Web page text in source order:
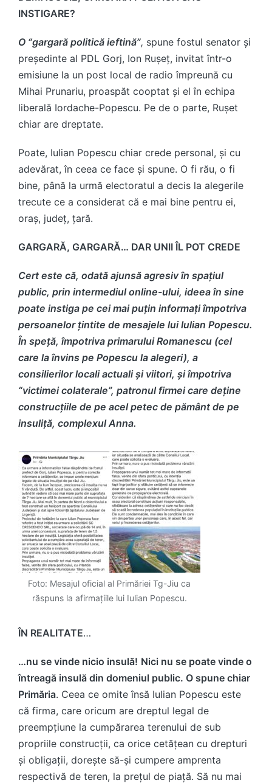
INSTIGARE?
O “gargară politică ieftină”, spune fostul senator și
președinte al PDL Gorj, Ion Rușeț, invitat într-o
emisiune la un post local de radio împreună cu
Mihai Prunariu, proaspăt cooptat și el în echipa
liberală Iordache-Popescu. Pe de o parte, Rușet
chiar are dreptate.
Poate, Iulian Popescu chiar crede personal, și cu
adevărat, în ceea ce face și spune. O fi rău, o fi
bine, până la urmă electoratul a decis la alegerile
trecute ce a considerat că e mai bine pentru ei,
oraș, județ, țară.
GARGARĂ, GARGARĂ… DAR UNII ÎL POT CREDE
Cert este că, odată ajunsă agresiv în spațiul
public, prin intermediul online-ului, ideea în sine
poate instiga pe cei mai puțin informați împotriva
persoanelor țintite de mesajele lui Iulian Popescu.
În speță, împotriva primarului Romanescu (cel
care la învins pe Popescu la alegeri), a
consilierilor locali actuali și viitori, și împotriva
“victimei colaterale”, patronul firmei care deține
construcțiile de pe acel petec de pământ de pe
insuliță, complexul Anna.
Foto: Mesajul oficial al Primăriei Tg-Jiu ca
răspuns la afirmațiile lui Iulian Popescu.
ÎN REALITATE…
…nu se vinde nicio insulă! Nici nu se poate vinde o
întreagă insulă din domeniul public. O spune chiar
Primăria. Ceea ce omite însă Iulian Popescu este
că firma, care oricum are dreptul legal de
preempțiune la cumpărarea terenului de sub
propriile construcții, ca orice cetățean cu drepturi
și obligații, dorește să-și cumpere amprenta
respectivă de teren, la prețul de piață. Să nu mai